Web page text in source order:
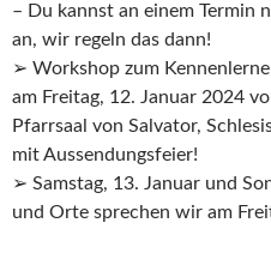
– Du kannst an einem Termin
an, wir regeln das dann!
➢ Workshop zum
am Freitag, 12. Januar 2024
Pfarrsaal von Salvator,
mit Aussendungsfeier!
➢ Samstag, 13. Januar und
und Orte sprechen wir am